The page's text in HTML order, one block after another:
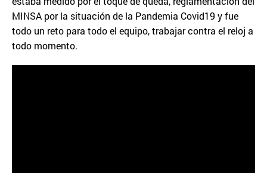
MINSA por la situación de la Pandemia Covid19 y fue
todo un reto para todo el equipo, trabajar contra el reloj a
todo momento.